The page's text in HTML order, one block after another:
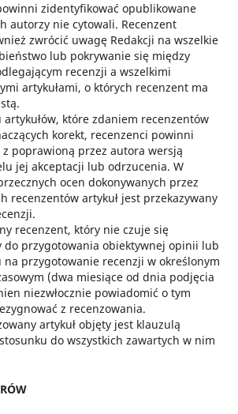
zidentyfikować opublikowane
autorzy nie cytowali. Recenzent
zwrócić uwagę Redakcji na wszelkie
lub pokrywanie się między
recenzji a wszelkimi
artykułami, o których recenzent ma
artykułów, które zdaniem recenzentów
korekt, recenzenci powinni
z poprawioną przez autora wersją
jej akceptacji lub odrzucenia. W
ocen dokonywanych przez
recenzentów artykuł jest przekazywany
recenzent, który nie czuje się
do przygotowania obiektywnej opinii lub
na przygotowanie recenzji w określonym
(dwa miesiące od dnia podjęcia
niezwłocznie powiadomić o tym
z recenzowania.
artykuł objęty jest klauzulą
do wszystkich zawartych w nim